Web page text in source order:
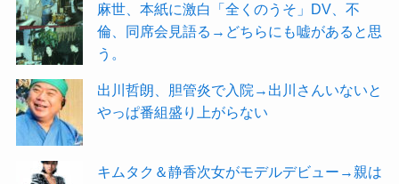
麻世、本紙に激白「全くのうそ」DV、不
倫、同席会見語る→どちらにも嘘があると思
う。
出川哲朗、胆管炎で入院→出川さんいないと
やっぱ番組盛り上がらない
キムタク＆静香次女がモデルデビュー→親は